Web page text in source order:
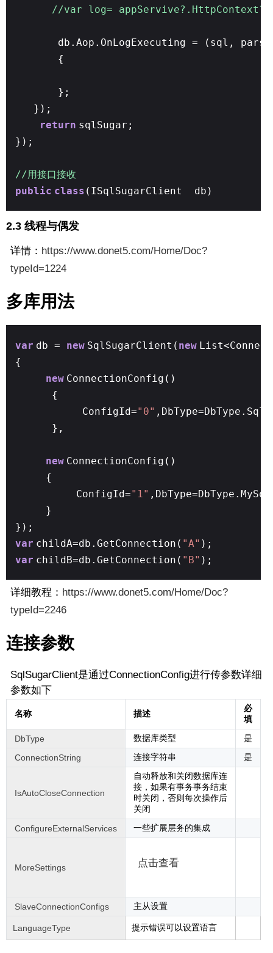
//var log=
db.Aop.OnLogExecuting = (sql, pars)
{
};
});
return sqlSugar;
});
//用接口接收
public class (ISqlSugarClient db)
2.3 线程与偶发
详情： https://www.donet5.com/Home/Doc?
typeId=1224
多库用法
var db = new SqlSugarClient( new
{
new ConnectionConfig()
{
ConfigId="0"
},
new ConnectionConfig()
{
ConfigId="1"
}
});
var childA=db.GetConnection( "A" );
var childB=db.GetConnection( "B" );
详细教程： https://www.donet5.com/Home/Doc?
typeId=2246
连接参数
SqlSugarClient是通过ConnectionConfig进行传参数详细
参数如下
名称 描述
必
填
DbType
数据库类型
是
ConnectionString
连接字符串 是
IsAutoCloseConnection
自动释放和关闭数据库连
接，如果有事务事务结束
时关闭，否则每次操作后
关闭
ConfigureExternalServices
一些扩展层务的集成
MoreSettings 点击查看
SlaveConnectionConfigs 主从设置
LanguageType 提示错误可以设置语言